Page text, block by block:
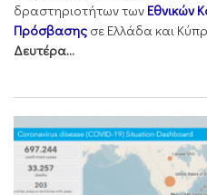
δραστηριοτήτων των Εθνικών
Πρόσβασης σε Ελλάδα και
Δευτέρα...